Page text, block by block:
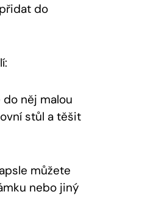
do
něj malou
stůl a těšit
můžete
nebo jiný